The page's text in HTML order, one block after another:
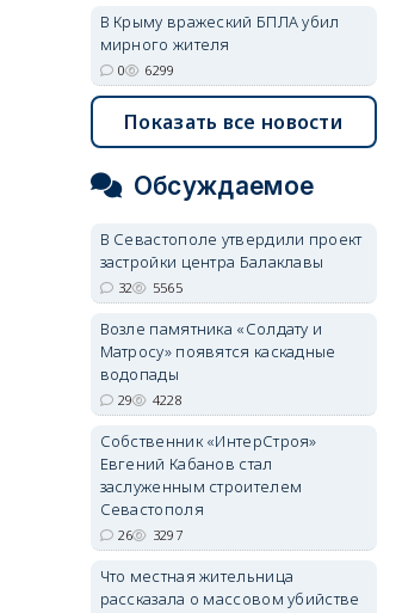
В Крыму вражеский БПЛА убил
мирного жителя
0 6299
Показать все новости
Обсуждаемое
В Севастополе утвердили проект
застройки центра Балаклавы
32 5565
Возле памятника «Солдату и
Матросу» появятся каскадные
водопады
29 4228
Собственник «ИнтерСтроя»
Евгений Кабанов стал
заслуженным строителем
Севастополя
26 3297
Что местная жительница
рассказала о массовом убийстве